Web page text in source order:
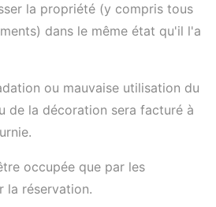
la propriété (y compris tous
dans le même état qu'il l'a
ou mauvaise utilisation du
de la décoration sera facturé à
occupée que par les
la réservation.